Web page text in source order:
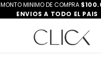
MONTO MINIMO DE COMPRA
ENVIOS A TODO EL PAIS